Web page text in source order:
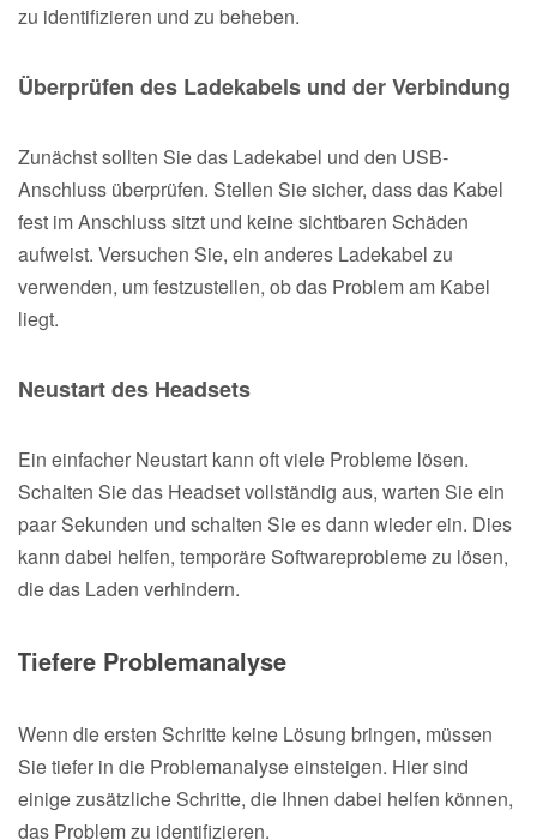
zu identifizieren und zu beheben.
Überprüfen des Ladekabels und der Verbindung
Zunächst sollten Sie das Ladekabel und den USB-
Anschluss überprüfen. Stellen Sie sicher, dass das Kabel
fest im Anschluss sitzt und keine sichtbaren Schäden
aufweist. Versuchen Sie, ein anderes Ladekabel zu
verwenden, um festzustellen, ob das Problem am Kabel
liegt.
Neustart des Headsets
Ein einfacher Neustart kann oft viele Probleme lösen.
Schalten Sie das Headset vollständig aus, warten Sie ein
paar Sekunden und schalten Sie es dann wieder ein. Dies
kann dabei helfen, temporäre Softwareprobleme zu lösen,
die das Laden verhindern.
Tiefere Problemanalyse
Wenn die ersten Schritte keine Lösung bringen, müssen
Sie tiefer in die Problemanalyse einsteigen. Hier sind
einige zusätzliche Schritte, die Ihnen dabei helfen können,
das Problem zu identifizieren.